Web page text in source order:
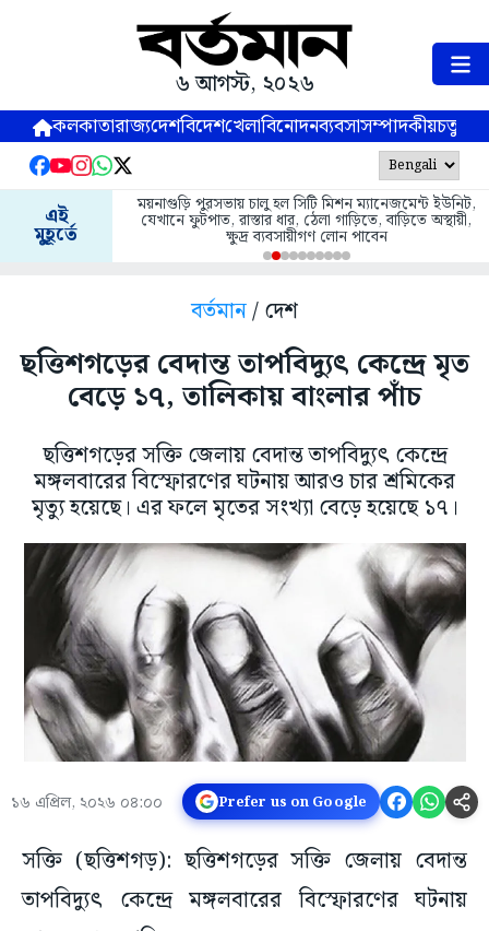
৬ আগস্ট, ২০২৬
কলকাতারাজ্যদেশবিদেশখেলাবিনোদনব্যবসাসম্পাদকীয়
এই
মুহূর্তে
ময়নাগুড়ি পুরসভায় চালু হল সিটি মিশন ম্যানেজমেন্ট ইউনিট,
যেখানে ফুটপাত, রাস্তার ধার, ঠেলা গাড়িতে, বাড়িতে অস্থায়ী,
ক্ষুদ্র ব্যবসায়ীগণ লোন পাবেন
বর্তমান/ দেশ
ছত্তিশগড়ের বেদান্ত তাপবিদ্যুৎ কেন্দ্রে মৃত
বেড়ে ১৭, তালিকায় বাংলার পাঁচ
ছত্তিশগড়ের সক্তি জেলায় বেদান্ত তাপবিদ্যুৎ কেন্দ্রে
মঙ্গলবারের বিস্ফোরণের ঘটনায় আরও চার শ্রমিকের
মৃত্যু হয়েছে। এর ফলে মৃতের সংখ্যা বেড়ে হয়েছে ১৭।
১৬ এপ্রিল, ২০২৬ ০৪:০০ Prefer us on Google
সক্তি (ছত্তিশগড়): ছত্তিশগড়ের সক্তি জেলায় বেদান্ত
তাপবিদ্যুৎ কেন্দ্রে মঙ্গলবারের বিস্ফোরণের ঘটনায়